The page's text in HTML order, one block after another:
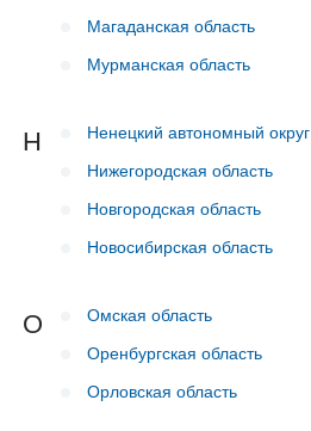
Магаданская область
Мурманская область
Н
Ненецкий автономный округ
Нижегородская область
Новгородская область
Новосибирская область
О
Омская область
Оренбургская область
Орловская область